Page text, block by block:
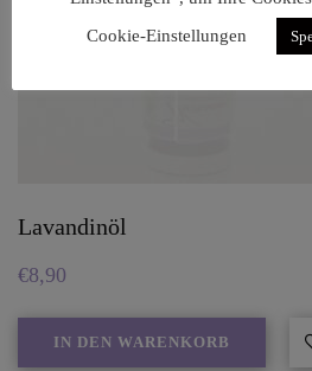
Lavandinöl
€8,90
IN DEN WARENKORB
Cookie-Einstellungen